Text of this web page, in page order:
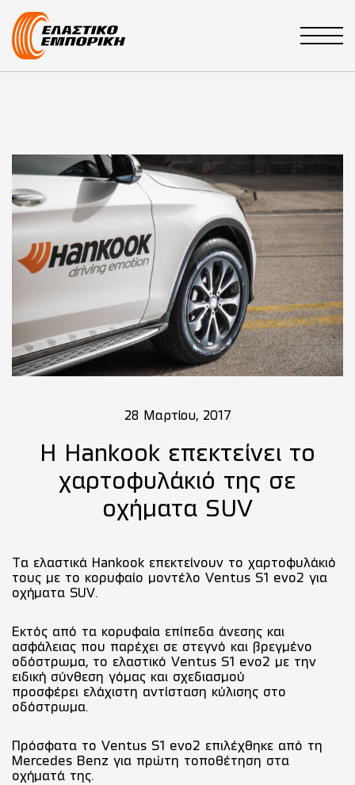
Main Navigation
28 Μαρτίου, 2017
H Hankook επεκτείνει το
χαρτοφυλάκιό της σε
οχήματα SUV
Τα ελαστικά Hankook επεκτείνουν το χαρτοφυλάκιό
τους με το κορυφαίο μοντέλο Ventus S1 evo2 για
οχήματα SUV.
Εκτός από τα κορυφαία επίπεδα άνεσης και
ασφάλειας που παρέχει σε στεγνό και βρεγμένο
οδόστρωμα, το ελαστικό Ventus S1 evo2 με την
ειδική σύνθεση γόμας και σχεδιασμού
προσφέρει ελάχιστη αντίσταση κύλισης στο
οδόστρωμα.
Πρόσφατα το Ventus S1 evo2 επιλέχθηκε από τη
Mercedes Benz για πρώτη τοποθέτηση στα
οχήματά της.